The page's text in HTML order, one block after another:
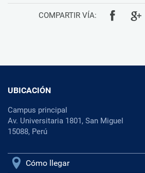
COMPARTIR VÍA:
UBICACIÓN
Campus principal
Av. Universitaria 1801, San Miguel
15088, Perú
Cómo llegar